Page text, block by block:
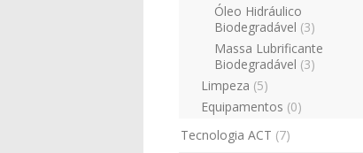
Óleo Hidráulico
Biodegradável (3)
Massa Lubrificante
Biodegradável (3)
Limpeza (5)
Equipamentos (0)
Tecnologia ACT (7)